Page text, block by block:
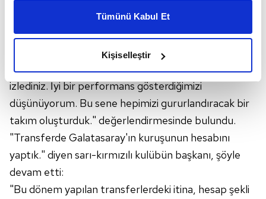
daha iyi reklam deneyimi yaşatabiliriz. Bunu yaparken
amacımızın size daha iyi bir reklam deneyimi sunmak
elimizden gelen çabayı gösterdiğimizi ve bu noktada,
kalemimiz olduğunu sizlere hatırlatmak isteriz.
Her halükârda, kullanıcılar, bu çerezlere izin vermedikleri
takdirde, kullanıcılara hedefli reklamlar
Sizlere daha iyi bir hizmet sunabilmek için İnternet
Sitemizde kendimize ve üçüncü kişilere ait çerezler
Tümünü Kabul Et
Kişiselleştir
bakıldığında kasalarından yaklaşık 5 milyon avro
çıktığını söyledi.
Dursun Özbek, transferde başarılı bir yol izlediklerini
kaydederek, "Oynadığımız 6 maçta takımımızı
izlediniz. İyi bir performans gösterdiğimizi
düşünüyorum. Bu sene hepimizi gururlandıracak bir
takım oluşturduk." değerlendirmesinde bulundu.
"Transferde Galatasaray'ın kuruşunun hesabını
yaptık." diyen sarı-kırmızılı kulübün başkanı, şöyle
devam etti:
"Bu dönem yapılan transferlerdeki itina, hesap şekli